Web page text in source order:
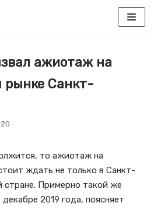
ажиотаж на
рынке Санкт-
то ажиотаж на
ждать не только в Санкт-
стране. Примерно такой же
2019 года, поясняет